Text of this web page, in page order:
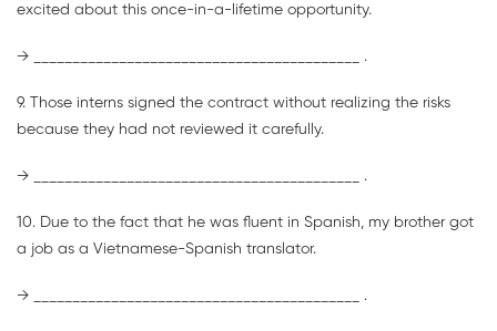
excited about this once-in-a-lifetime opportunity.
→ __________________________________________ .
9. Those interns signed the contract without realizing the risks
because they had not reviewed it carefully.
→ __________________________________________ .
10. Due to the fact that he was fluent in Spanish, my brother got
a job as a Vietnamese-Spanish translator.
→ __________________________________________ .